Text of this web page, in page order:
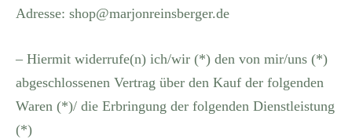
Adresse: shop@marjonreinsberger.de
– Hiermit widerrufe(n) ich/wir (*) den von mir/uns (*)
abgeschlossenen Vertrag über den Kauf der folgenden
Waren (*)/ die Erbringung der folgenden Dienstleistung
(*)